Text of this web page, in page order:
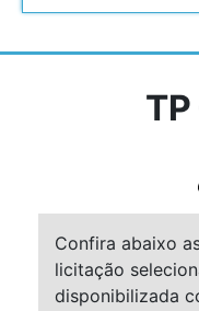
Confira abaixo
licitação
disponibilizada